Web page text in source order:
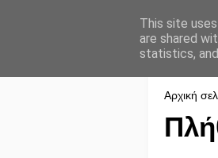
Αρχική
This site
are shared
statistics,